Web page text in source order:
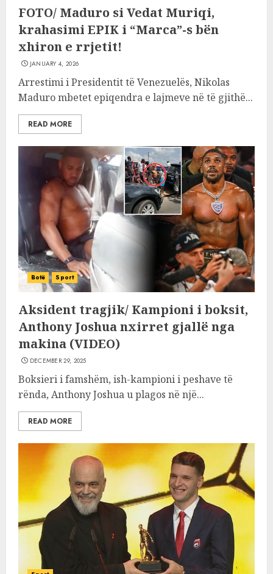
FOTO/ Maduro si Vedat Muriqi,
krahasimi EPIK i “Marca”-s bën
xhiron e rrjetit!
JANUARY 4, 2026
Arrestimi i Presidentit të Venezuelës, Nikolas
Maduro mbetet epiqendra e lajmeve në të gjithë...
READ MORE
Botë Sport
Aksident tragjik/ Kampioni i boksit,
Anthony Joshua nxirret gjallë nga
makina (VIDEO)
DECEMBER 29, 2025
Boksieri i famshëm, ish-kampioni i peshave të
rënda, Anthony Joshua u plagos në një...
READ MORE